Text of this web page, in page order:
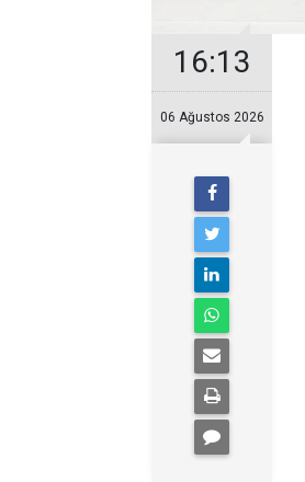
16:13
06 Ağustos 2026